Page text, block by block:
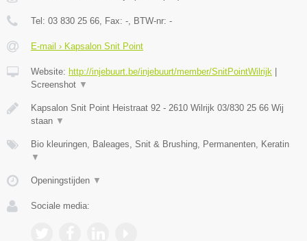
Tel: 03 830 25 66, Fax: -, BTW-nr: -
E-mail › Kapsalon Snit Point
Website: http://injebuurt.be/injebuurt/member/SnitPointWilrijk
Screenshot ▼
Kapsalon Snit Point Heistraat 92 - 2610 Wilrijk 03/830 25 66 Wij
staan ▼
Bio kleuringen, Baleages, Snit & Brushing, Permanenten, Keratin
▼
Openingstijden ▼
Sociale media: